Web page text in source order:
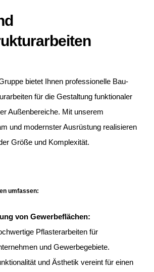
bietet Ihnen professionelle Bau-
für die Gestaltung funktionaler
Außenbereiche. Mit unserem
und modernster Ausrüstung realisieren
Größe und Komplexität.
umfassen:
von Gewerbeflächen:
Pflasterarbeiten für
und Gewerbegebiete.
und Ästhetik vereint für einen